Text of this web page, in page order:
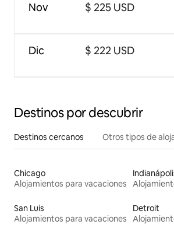
Nov
Dic
$ 225 USD
$ 222 USD
Destinos por descubrir
Destinos cercanos Otros tipos de
Chicago
Alojamientos para vacaciones
San Luis
Alojamientos para vacaciones
Detroit